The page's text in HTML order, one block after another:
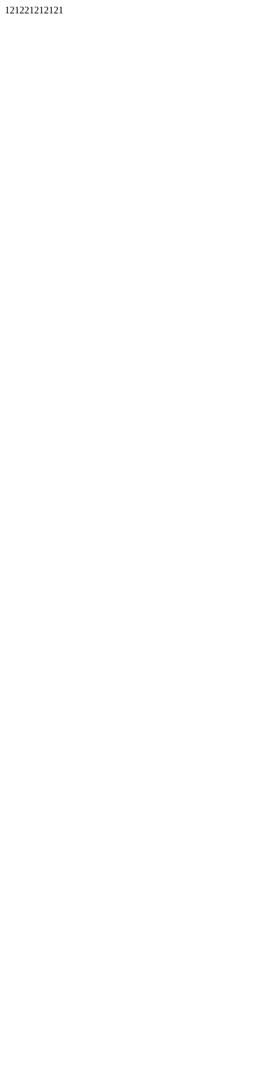
121221212121